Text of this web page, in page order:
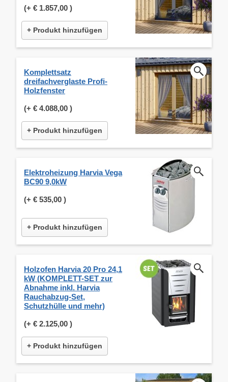
(+ € 1.857,00 )
+ Produkt hinzufügen
Komplettsatz
dreifachverglaste Profi-
Holzfenster
(+ € 4.088,00 )
+ Produkt hinzufügen
Elektroheizung Harvia Vega
BC90 9,0kW
(+ € 535,00 )
+ Produkt hinzufügen
Holzofen Harvia 20 Pro 24,1
kW (KOMPLETT-SET zur
Abnahme inkl. Harvia
Rauchabzug-Set,
Schutzhülle und mehr)
(+ € 2.125,00 )
+ Produkt hinzufügen